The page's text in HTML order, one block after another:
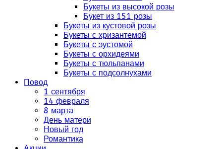
Букеты из высокой розы
Букет из 151 розы
Букеты из кустовой розы
Букеты с хризантемой
Букеты с эустомой
Букеты с орхидеями
Букеты с тюльпанами
Букеты с подсолнухами
Повод
1 сентября
14 февраля
8 марта
День матери
Новый год
Романтика